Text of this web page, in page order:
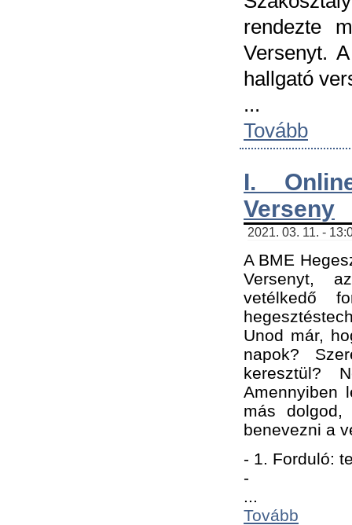
rendezte
Versenyt.
hallgató
...
Tovább
I.
Verseny
2021. 03. 11. -
A BME
Versenyt,
vetélkedő
Unod már,
napok?
keresztül?
Amennyiben
más
benevezni a
- 1. Forduló:
-
...
Tovább